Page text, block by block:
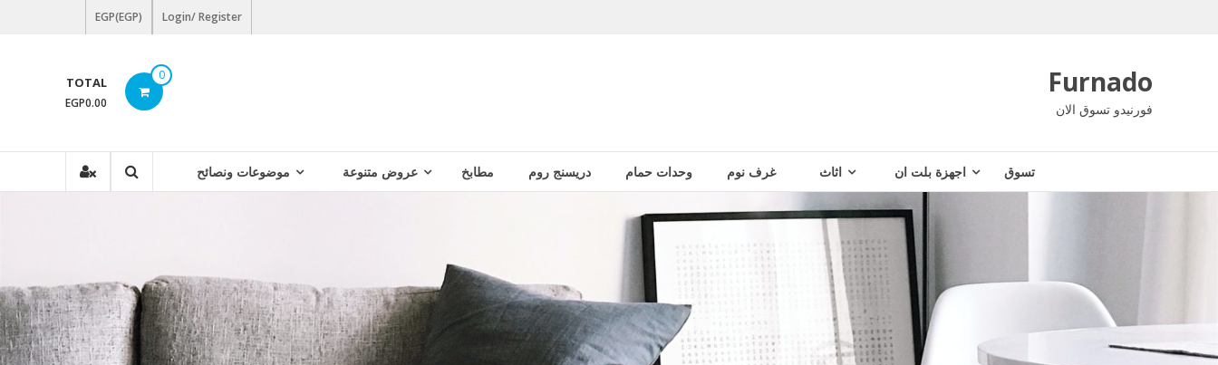
Login/ Register
EGP(EGP)
Furnado
فورنيدو تسوق الان
0
TOTAL
EGP0.00
تسوق اجهزة بلت ان اثاث غرف نوم وحدات حمام دريسنج روم مطابخ عروض متنوعة موضوعات ونصائح